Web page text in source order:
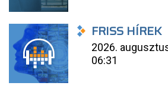
FRISS HÍREK
2026.
06:31